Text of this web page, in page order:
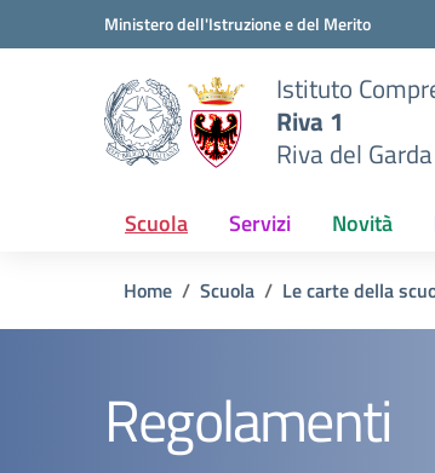
Vai ai contenuti
Vai al menu di navigazioneMinistero dell'Istruzione e del Merito
Istituto
Riva 1
Riva del Garda
Scuola Servizi Novità
Home Scuola Le carte della
Regolamenti